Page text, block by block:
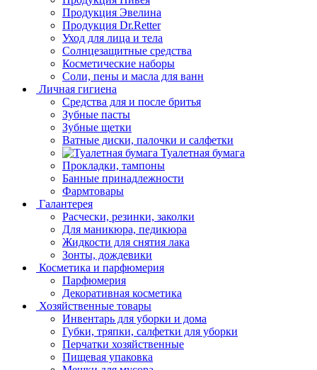
Продукция Эвелина
Продукция Dr.Retter
Уход для лица и тела
Солнцезащитные средства
Косметические наборы
Соли, пены и масла для ванн
Личная гигиена
Средства для и после бритья
Зубные пасты
Зубные щетки
Ватные диски, палочки и салфетки
Туалетная бумага
Прокладки, тампоны
Банные принадлежности
Фармтовары
Галантерея
Расчески, резинки, заколки
Для маникюра, педикюра
Жидкости для снятия лака
Зонты, дождевики
Косметика и парфюмерия
Парфюмерия
Декоративная косметика
Хозяйственные товары
Инвентарь для уборки и дома
Губки, тряпки, салфетки для уборки
Перчатки хозяйственные
Пищевая упаковка